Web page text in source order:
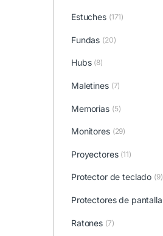
Estuches (171)
Fundas (20)
Hubs (8)
Maletines (7)
Memorias (5)
Monitores (29)
Proyectores (11)
Protector de teclado (9)
Protectores de pantalla
Ratones (7)